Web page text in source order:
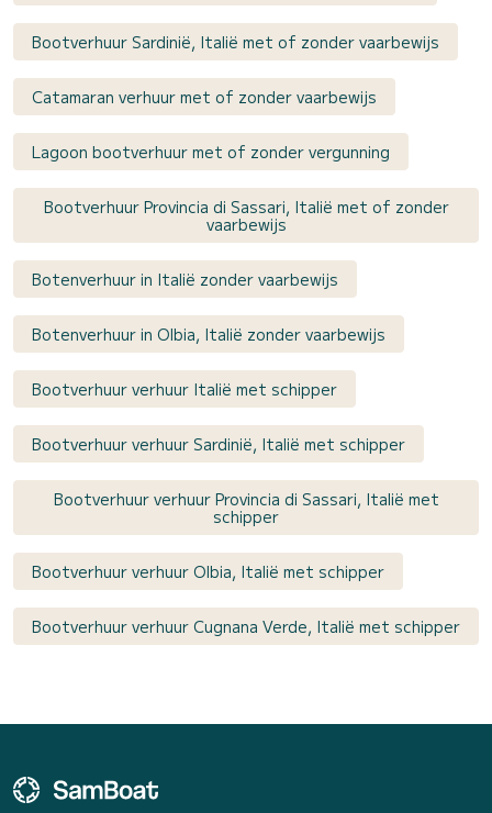
Bootverhuur Sardinië, Italië met of zonder vaarbewijs
Catamaran verhuur met of zonder vaarbewijs
Lagoon bootverhuur met of zonder vergunning
Bootverhuur Provincia di Sassari, Italië met of zonder
vaarbewijs
Botenverhuur in Italië zonder vaarbewijs
Botenverhuur in Olbia, Italië zonder vaarbewijs
Bootverhuur verhuur Italië met schipper
Bootverhuur verhuur Sardinië, Italië met schipper
Bootverhuur verhuur Provincia di Sassari, Italië met
schipper
Bootverhuur verhuur Olbia, Italië met schipper
Bootverhuur verhuur Cugnana Verde, Italië met schipper